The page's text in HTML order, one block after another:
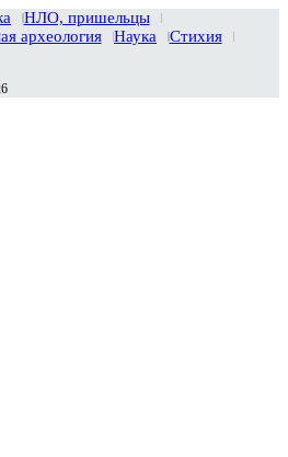
НЛО, пришельцы
археология Наука
Стихия